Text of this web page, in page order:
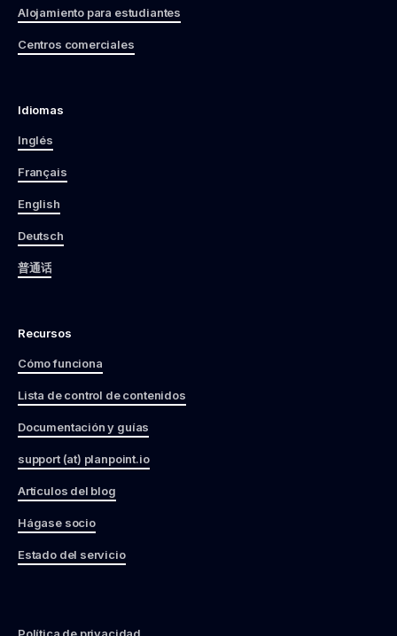
Alojamiento para estudiantes
Centros comerciales
Idiomas
Inglés
Français
English
Deutsch
普通话
Recursos
Cómo funciona
Lista de control de contenidos
Documentación y guías
support (at) planpoint.io
Artículos del blog
Hágase socio
Estado del servicio